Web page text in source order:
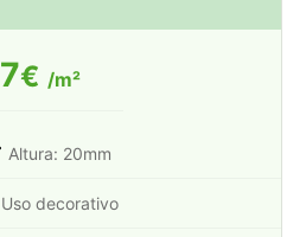
7€ /m²
Altura: 20mm
Uso decorativo